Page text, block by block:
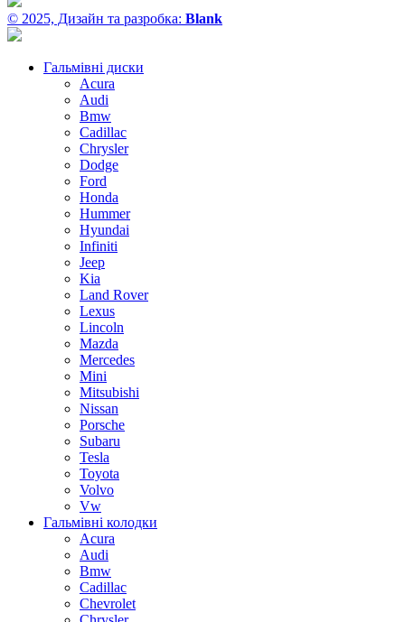
© 2025, Дизайн та разробка: Blank
Гальмівні диски
Acura
Audi
Bmw
Cadillac
Chrysler
Dodge
Ford
Honda
Hummer
Hyundai
Infiniti
Jeep
Kia
Land Rover
Lexus
Lincoln
Mazda
Mercedes
Mini
Mitsubishi
Nissan
Porsche
Subaru
Tesla
Toyota
Volvo
Vw
Гальмівні колодки
Acura
Audi
Bmw
Cadillac
Chevrolet